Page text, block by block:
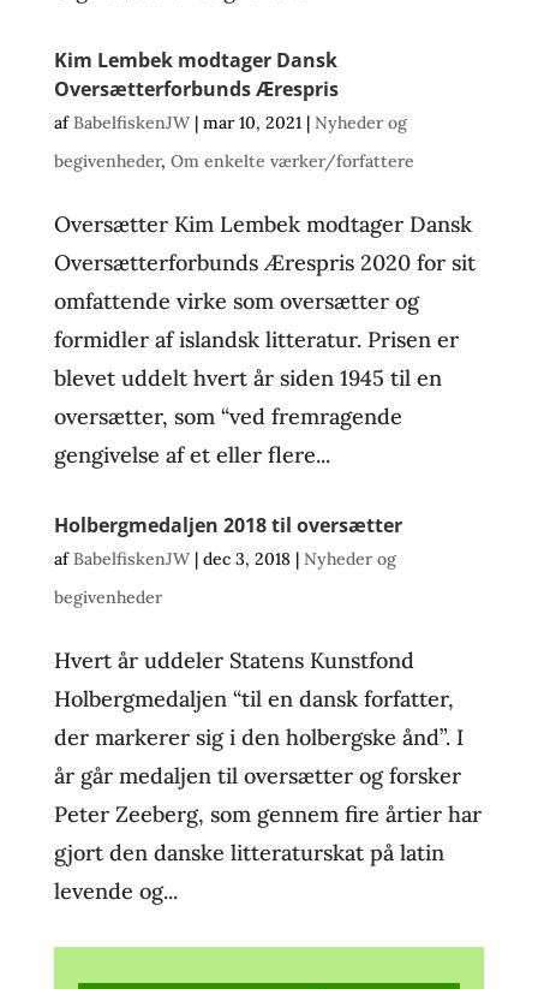
Kim Lembek modtager Dansk
Oversætterforbunds Ærespris
afBabelfiskenJW| mar 10, 2021| Nyheder og
begivenheder, Om enkelte værker/forfattere
Oversætter Kim Lembek modtager Dansk
Oversætterforbunds Ærespris 2020 for sit
omfattende virke som oversætter og
formidler af islandsk litteratur. Prisen er
blevet uddelt hvert år siden 1945 til en
oversætter, som “ved fremragende
gengivelse af et eller flere...
Holbergmedaljen 2018 til oversætter
afBabelfiskenJW| dec 3, 2018| Nyheder og
begivenheder
Hvert år uddeler Statens Kunstfond
Holbergmedaljen “til en dansk forfatter,
der markerer sig i den holbergske ånd”. I
år går medaljen til oversætter og forsker
Peter Zeeberg, som gennem fire årtier har
gjort den danske litteraturskat på latin
levende og...